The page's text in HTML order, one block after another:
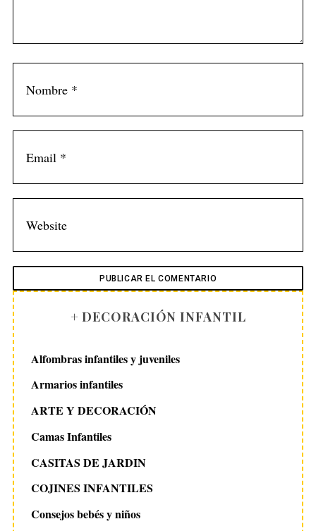
+ DECORACIÓN INFANTIL
Alfombras infantiles y juveniles
Armarios infantiles
ARTE Y DECORACIÓN
Camas Infantiles
CASITAS DE JARDIN
COJINES INFANTILES
Consejos bebés y niños
r
: